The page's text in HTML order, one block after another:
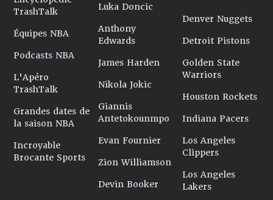
TrashTalk
Équipes NBA
Podcasts NBA
L'Apéro
TrashTalk
Grandes dates de
la saison NBA
Incroyable
Brocante Sports
Luka Doncic
Anthony
Edwards
James Harden
Nikola Jokic
Giannis
Antetokounmpo
Evan Fournier
Zion Williamson
Devin Booker
Denver Nuggets
Detroit Pistons
Golden State
Warriors
Houston Rockets
Indiana Pacers
Los Angeles
Clippers
Los Angeles
Lakers